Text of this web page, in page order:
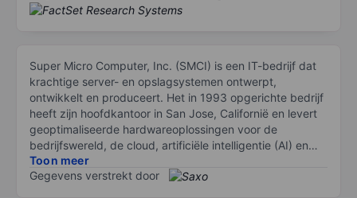
Super Micro Computer, Inc. (SMCI) is een IT-bedrijf dat
krachtige server- en opslagsystemen ontwerpt,
ontwikkelt en produceert. Het in 1993 opgerichte bedrijf
heeft zijn hoofdkantoor in San Jose, Californië en levert
geoptimaliseerde hardwareoplossingen voor de
bedrijfswereld, de cloud, artificiële intelligentie (AI) en
edge computing.
Toon meer
Gegevens verstrekt door